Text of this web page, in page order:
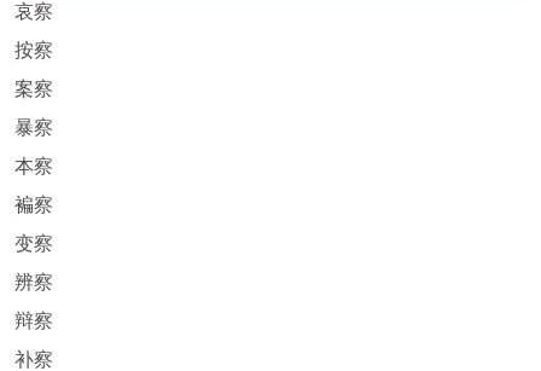
哀察
按察
案察
暴察
本察
褊察
变察
辨察
辩察
补察